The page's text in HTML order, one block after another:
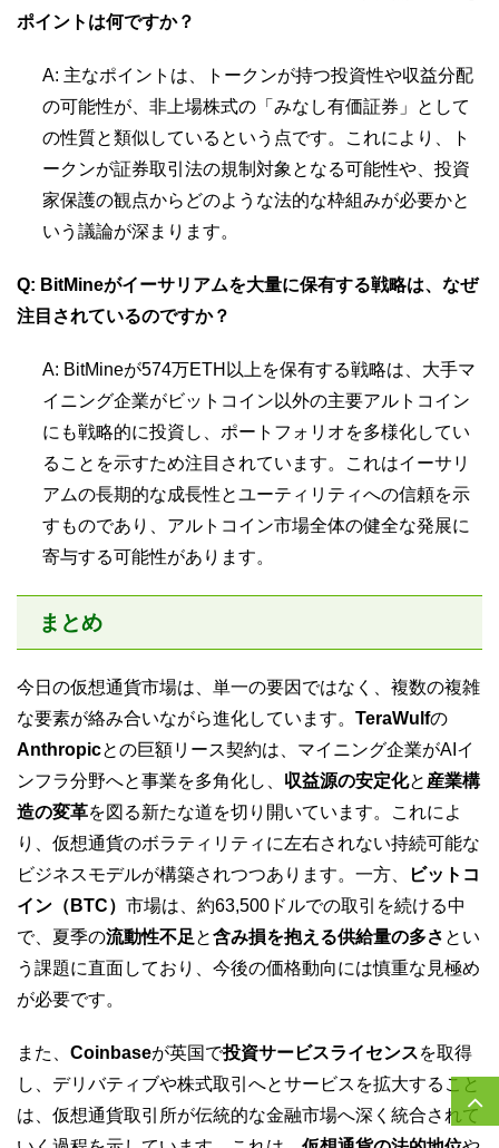
ポイントは何ですか？
A: 主なポイントは、トークンが持つ投資性や収益分配
の可能性が、非上場株式の「みなし有価証券」として
の性質と類似しているという点です。これにより、ト
ークンが証券取引法の規制対象となる可能性や、投資
家保護の観点からどのような法的な枠組みが必要かと
いう議論が深まります。
Q: BitMineがイーサリアムを大量に保有する戦略は、なぜ
注目されているのですか？
A: BitMineが574万ETH以上を保有する戦略は、大手マ
イニング企業がビットコイン以外の主要アルトコイン
にも戦略的に投資し、ポートフォリオを多様化してい
ることを示すため注目されています。これはイーサリ
アムの長期的な成長性とユーティリティへの信頼を示
すものであり、アルトコイン市場全体の健全な発展に
寄与する可能性があります。
まとめ
今日の仮想通貨市場は、単一の要因ではなく、複数の複雑
な要素が絡み合いながら進化しています。 TeraWulfの
Anthropicとの巨額リース契約は、マイニング企業がAIイ
ンフラ分野へと事業を多角化し、 収益源の安定化と 産業構
造の変革を図る新たな道を切り開いています。これによ
り、仮想通貨のボラティリティに左右されない持続可能な
ビジネスモデルが構築されつつあります。一方、
ビットコ
イン（BTC） 市場は、約63,500ドルでの取引を続ける中
で、夏季の流動性不足 と含み損を抱える供給量の多さ とい
う課題に直面しており、今後の価格動向には慎重な見極め
が必要です。
また、 Coinbaseが英国で投資サービスライセンスを取得
し、デリバティブや株式取引へとサービスを拡大すること
は、仮想通貨取引所が伝統的な金融市場へ深く統合されて